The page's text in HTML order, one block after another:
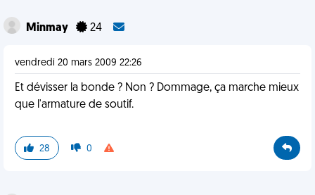
Minmay 24
vendredi 20 mars 2009 22:26
Et dévisser la bonde ? Non ? Dommage, ça marche mieux
que l'armature de soutif.
28 0